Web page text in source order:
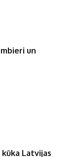
un
kūka Latvijas